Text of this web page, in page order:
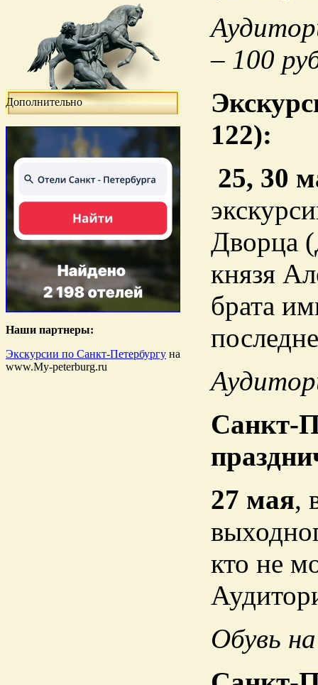
Дополнительно
Наши партнеры:
Экскурсии по Санкт-Петербургу на
www.My-peterburg.ru
– 100
122):
25, 30
Дворца
князя
брата
Санкт-
27 мая,
кто не
Обувь